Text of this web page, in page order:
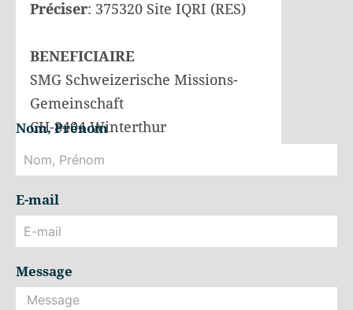
Préciser: 375320 Site IQRI (RES)
BENEFICIAIRE
SMG Schweizerische Missions-
Gemeinschaft
CH-8404 Winterthur
Nom, Prénom
E-mail
Message